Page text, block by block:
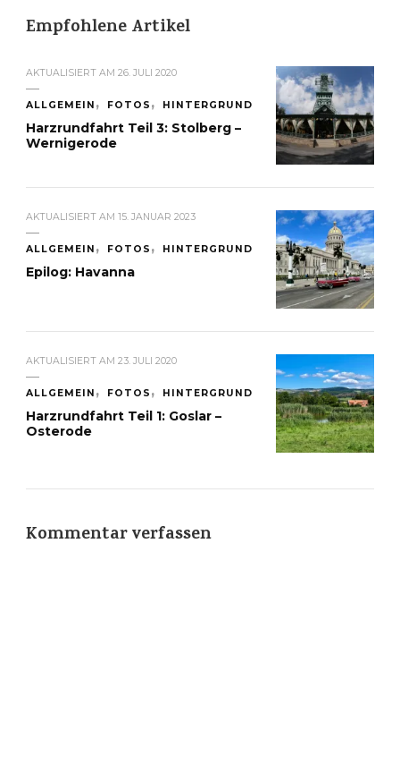
Empfohlene Artikel
AKTUALISIERT AM 26. JULI 2020
ALLGEMEIN FOTOS HINTERGRUND
Harzrundfahrt Teil 3: Stolberg –
Wernigerode
AKTUALISIERT AM 15. JANUAR 2023
ALLGEMEIN FOTOS HINTERGRUND
Epilog: Havanna
AKTUALISIERT AM 23. JULI 2020
ALLGEMEIN FOTOS HINTERGRUND
Harzrundfahrt Teil 1: Goslar –
Osterode
Kommentar verfassen